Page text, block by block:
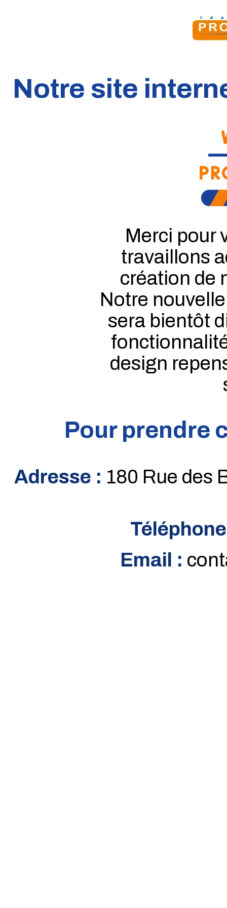
Notre site
Merci pour
travaillons
création de
Notre
sera bientôt
design
Pour prendre
Adresse : 180 Rue des
Email :